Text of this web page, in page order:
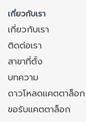
เกี่ยวกับเรา
เกี่ยวกับเรา
ติดต่อเรา
สาขาที่ตั้ง
บทความ
ดาวโหลดแคตตาล็อก
ขอรับแคตตาล็อก